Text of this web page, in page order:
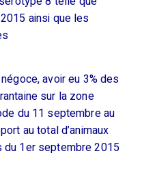
ainsi que les
avoir eu 3% des
sur la zone
du 11 septembre au
au total d’animaux
1er septembre 2015